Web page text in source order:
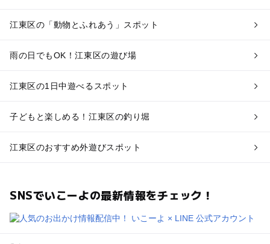
江東区の「動物とふれあう」スポット
雨の日でもOK！江東区の遊び場
江東区の1日中遊べるスポット
子どもと楽しめる！江東区の釣り堀
江東区のおすすめ外遊びスポット
SNSでいこーよの最新情報をチェック！